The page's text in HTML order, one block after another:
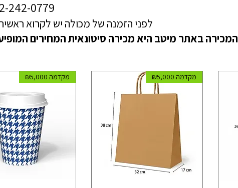
242-0779
לפני הזמנה של מכולה יש לקרוא
המכירה באתר מיטב היא מכירה סיטונאית המחירים
מקדמה ₪5,000 מקדמה ₪5,000